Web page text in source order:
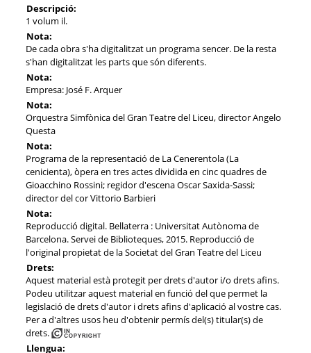
Descripció:
1 volum il.
Nota:
De cada obra s'ha digitalitzat un programa sencer. De la resta
s'han digitalitzat les parts que són diferents.
Nota:
Empresa: José F. Arquer
Nota:
Orquestra Simfònica del Gran Teatre del Liceu, director Angelo
Questa
Nota:
Programa de la representació de La Cenerentola (La
cenicienta), òpera en tres actes dividida en cinc quadres de
Gioacchino Rossini; regidor d'escena Oscar Saxida-Sassi;
director del cor Vittorio Barbieri
Nota:
Reproducció digital. Bellaterra : Universitat Autònoma de
Barcelona. Servei de Biblioteques, 2015. Reproducció de
l'original propietat de la Societat del Gran Teatre del Liceu
Drets:
Aquest material està protegit per drets d'autor i/o drets afins.
Podeu utilitzar aquest material en funció del que permet la
legislació de drets d'autor i drets afins d'aplicació al vostre cas.
Per a d'altres usos heu d'obtenir permís del(s) titular(s) de
drets.
Llengua: